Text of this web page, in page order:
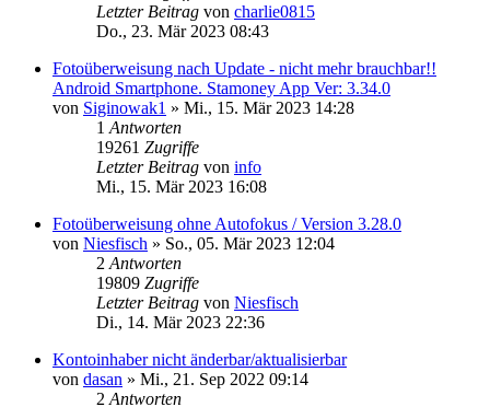
Letzter Beitrag von charlie0815
Do., 23. Mär 2023 08:43
Fotoüberweisung nach Update - nicht mehr brauchbar!!
Android Smartphone. Stamoney App Ver: 3.34.0
von Siginowak1 » Mi., 15. Mär 2023 14:28
1 Antworten
19261 Zugriffe
Letzter Beitrag von info
Mi., 15. Mär 2023 16:08
Fotoüberweisung ohne Autofokus / Version 3.28.0
von Niesfisch » So., 05. Mär 2023 12:04
2 Antworten
19809 Zugriffe
Letzter Beitrag von Niesfisch
Di., 14. Mär 2023 22:36
Kontoinhaber nicht änderbar/aktualisierbar
von dasan » Mi., 21. Sep 2022 09:14
2 Antworten